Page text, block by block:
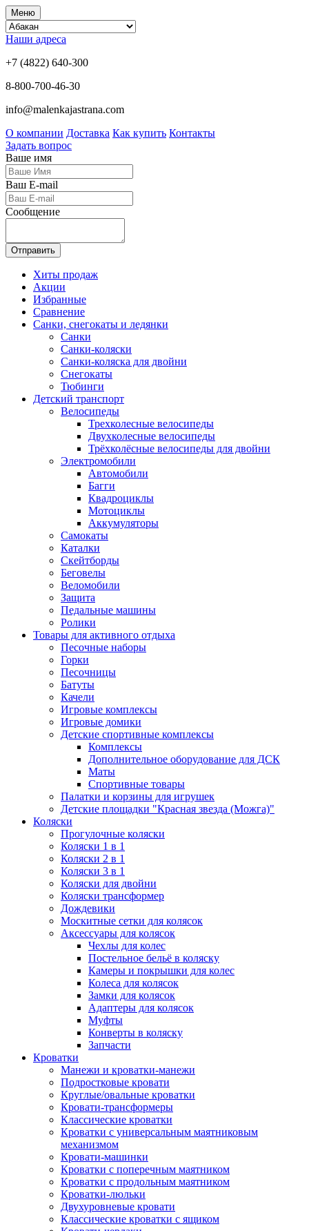
Меню
Наши адреса
+7 (4822) 640-300
8-800-700-46-30
info@malenkajastrana.com
О компании Доставка Как купить Контакты
Задать вопрос
Ваше имя
Ваш E-mail
Сообщение
Отправить
Хиты продаж
Акции
Избранные
Сравнение
Санки, снегокаты и ледянки
Санки
Санки-коляски
Санки-коляска для двойни
Снегокаты
Тюбинги
Детский транспорт
Велосипеды
Трехколесные велосипеды
Двухколесные велосипеды
Трёхколёсные велосипеды для двойни
Электромобили
Автомобили
Багги
Квадроциклы
Мотоциклы
Аккумуляторы
Самокаты
Каталки
Скейтборды
Беговелы
Веломобили
Защита
Педальные машины
Ролики
Товары для активного отдыха
Песочные наборы
Горки
Песочницы
Батуты
Качели
Игровые комплексы
Игровые домики
Детские спортивные комплексы
Комплексы
Дополнительное оборудование для ДСК
Маты
Спортивные товары
Палатки и корзины для игрушек
Детские площадки "Красная звезда (Можга)"
Коляски
Прогулочные коляски
Коляски 1 в 1
Коляски 2 в 1
Коляски 3 в 1
Коляски для двойни
Коляски трансформер
Дождевики
Москитные сетки для колясок
Аксессуары для колясок
Чехлы для колес
Постельное бельё в коляску
Камеры и покрышки для колес
Колеса для колясок
Замки для колясок
Адаптеры для колясок
Муфты
Конверты в коляску
Запчасти
Кроватки
Манежи и кроватки-манежи
Подростковые кровати
Круглые/овальные кроватки
Кровати-трансформеры
Классические кроватки
Кроватки с универсальным маятниковым
механизмом
Кровати-машинки
Кроватки с поперечным маятником
Кроватки с продольным маятником
Кроватки-люльки
Двухуровневые кровати
Классические кроватки с ящиком